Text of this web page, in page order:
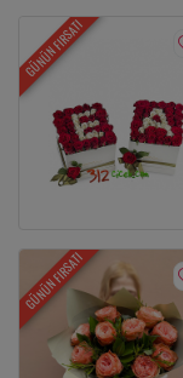
GÜNÜN FIRSATI
GÜNÜN FIRSATI